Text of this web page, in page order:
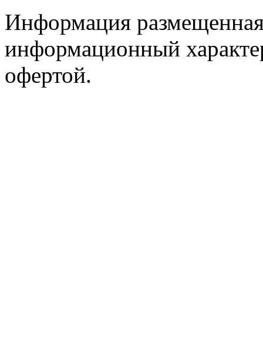
Информация
информационный
офертой.